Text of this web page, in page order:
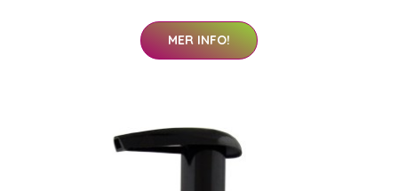
MER INFO!